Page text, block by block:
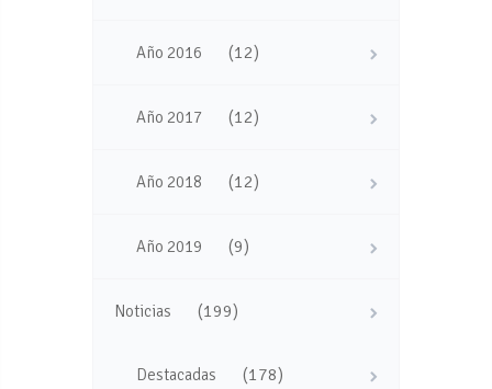
Año 2016 (12)
Año 2017 (12)
Año 2018 (12)
Año 2019 (9)
Noticias (199)
Destacadas (178)